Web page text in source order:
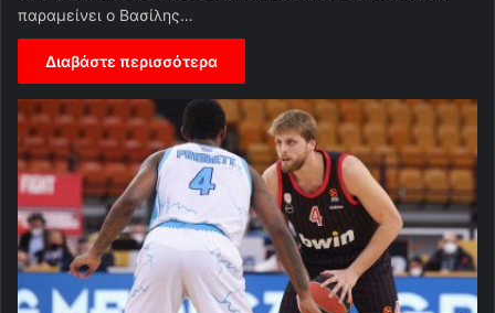
παραμείνει ο Βασίλης…
Διαβάστε περισσότερα